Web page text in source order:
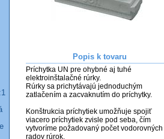
Popis k tovaru
Príchytka UN pre ohybné aj tuhé
elektroinštalačné rúrky.
Rúrky sa prichytávajú jednoduchým
zatlačením a zacvaknutím do príchytky.
Konštrukcia príchytiek umožňuje spojiť
viacero príchytiek zvisle pod seba, čím
vytvoríme požadovaný počet vodorovných
radov rúrok.